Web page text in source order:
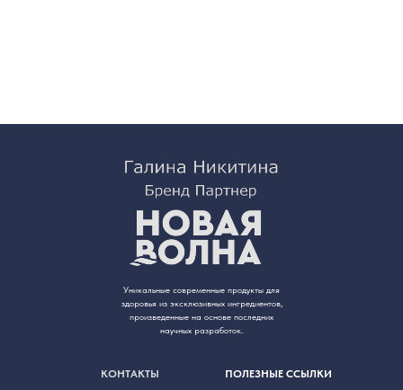
Уникальные современные продукты для
здоровья из эксклюзивных ингредиентов,
произведенные на основе последних
научных разработок.
КОНТАКТЫ ПОЛЕЗНЫЕ ССЫЛКИ